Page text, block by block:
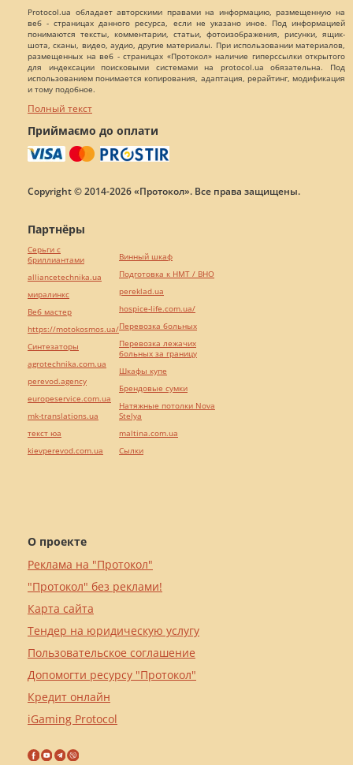
Protocol.ua обладает авторскими правами на информацию, размещенную на
веб - страницах данного ресурса, если не указано иное. Под информацией
понимаются тексты, комментарии, статьи, фотоизображения, рисунки, ящик-
шота, сканы, видео, аудио, другие материалы. При использовании материалов,
размещенных на веб - страницах «Протокол» наличие гиперссылки открытого
для индексации поисковыми системами на protocol.ua обязательна. Под
использованием понимается копирования, адаптация, рерайтинг, модификация
и тому подобное.
Полный текст
Приймаємо до оплати
Copyright © 2014-2026 «Протокол». Все права защищены.
О проекте
Реклама на "Протокол"
"Протокол" без реклами!
Карта сайта
Тендер на юридическую услугу
Пользовательское соглашение
Допомогти ресурсу "Протокол"
Кредит онлайн
iGaming Protocol
Партнёры
Серьги с
бриллиантами
alliancetechnika.ua
миралинкс
Веб мастер
https://motokosmos.ua/
Синтезаторы
agrotechnika.com.ua
perevod.agency
europeservice.com.ua
mk-translations.ua
текст юа
kievperevod.com.ua
Винный шкаф
Подготовка к НМТ / ВНО
pereklad.ua
hospice-life.com.ua/
Перевозка больных
Перевозка лежачих
больных за границу
Шкафы купе
Брендовые сумки
Натяжные потолки Nova
Stelya
maltina.com.ua
Cылки